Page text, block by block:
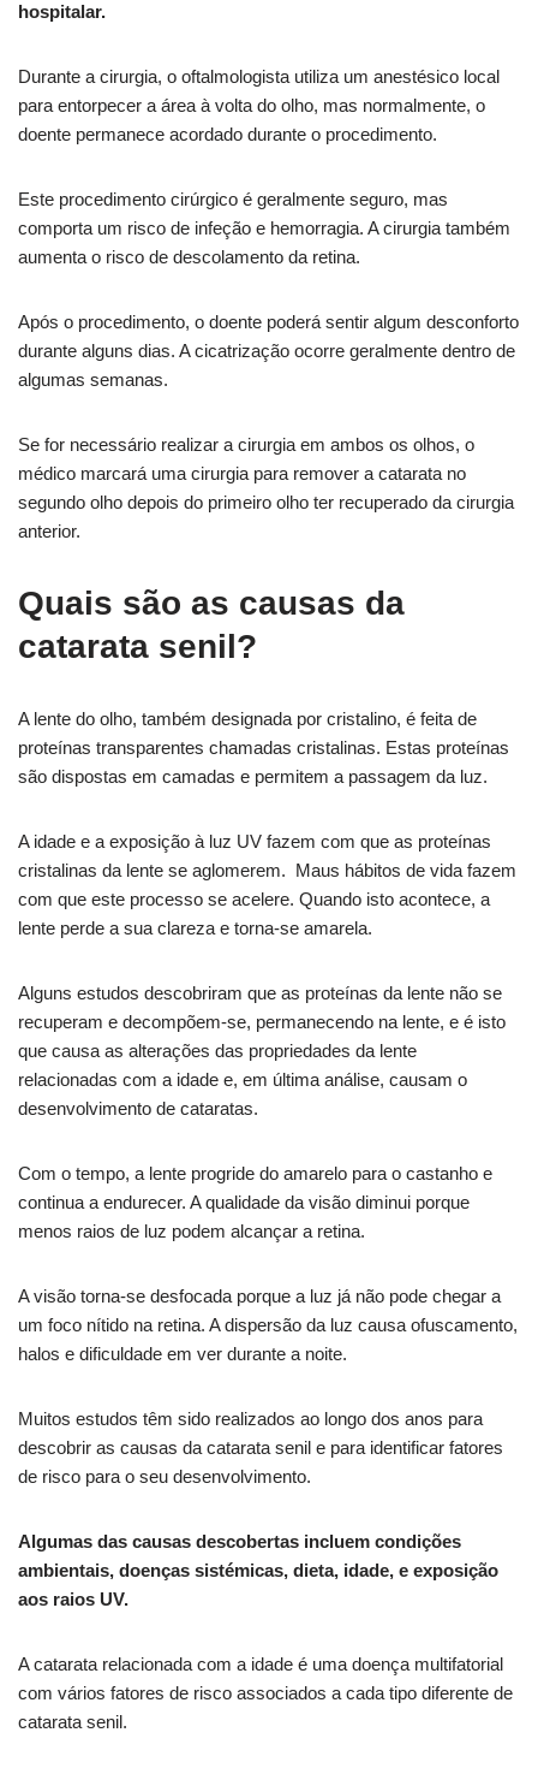
hospitalar.
Durante a cirurgia, o oftalmologista utiliza um anestésico local
para entorpecer a área à volta do olho, mas normalmente, o
doente permanece acordado durante o procedimento.
Este procedimento cirúrgico é geralmente seguro, mas
comporta um risco de infeção e hemorragia. A cirurgia também
aumenta o risco de descolamento da retina.
Após o procedimento, o doente poderá sentir algum desconforto
durante alguns dias. A cicatrização ocorre geralmente dentro de
algumas semanas.
Se for necessário realizar a cirurgia em ambos os olhos, o
médico marcará uma cirurgia para remover a catarata no
segundo olho depois do primeiro olho ter recuperado da cirurgia
anterior.
Quais são as causas da
catarata senil?
A lente do olho, também designada por cristalino, é feita de
proteínas transparentes chamadas cristalinas. Estas proteínas
são dispostas em camadas e permitem a passagem da luz.
A idade e a exposição à luz UV fazem com que as proteínas
cristalinas da lente se aglomerem. Maus hábitos de vida fazem
com que este processo se acelere. Quando isto acontece, a
lente perde a sua clareza e torna-se amarela.
Alguns estudos descobriram que as proteínas da lente não se
recuperam e decompõem-se, permanecendo na lente, e é isto
que causa as alterações das propriedades da lente
relacionadas com a idade e, em última análise, causam o
desenvolvimento de cataratas.
Com o tempo, a lente progride do amarelo para o castanho e
continua a endurecer. A qualidade da visão diminui porque
menos raios de luz podem alcançar a retina.
A visão torna-se desfocada porque a luz já não pode chegar a
um foco nítido na retina. A dispersão da luz causa ofuscamento,
halos e dificuldade em ver durante a noite.
Muitos estudos têm sido realizados ao longo dos anos para
descobrir as causas da catarata senil e para identificar fatores
de risco para o seu desenvolvimento.
Algumas das causas descobertas incluem condições
ambientais, doenças sistémicas, dieta, idade, e exposição
aos raios UV.
A catarata relacionada com a idade é uma doença multifatorial
com vários fatores de risco associados a cada tipo diferente de
catarata senil.